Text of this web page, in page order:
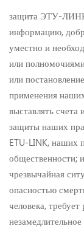
защита ЭТУ-
информацию,
уместно и
или
или
применения
выставлять
защиты наших
ETU-LINK, наших
общественности;
чрезвычайная
опасностью
человека,